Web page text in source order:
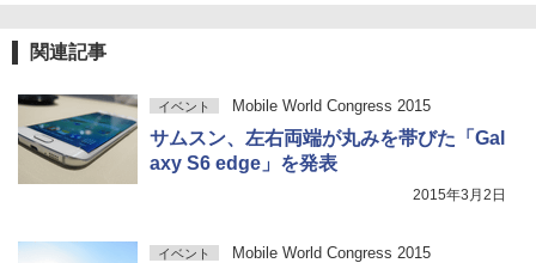
関連記事
イベント Mobile World Congress 2015
サムスン、左右両端が丸みを帯びた「Gal
axy S6 edge」を発表
2015年3月2日
イベント Mobile World Congress 2015